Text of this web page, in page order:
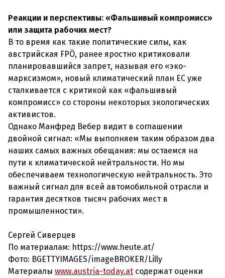
Реакции и перспективы: «Фальшивый компромисс»
или защита рабочих мест?
В то время как такие политические силы, как
австрийская FPÖ, ранее яростно критиковали
планировавшийся запрет, называя его «эко-
марксизмом», новый климатический план ЕС уже
сталкивается с критикой как «фальшивый
компромисс» со стороны некоторых экологических
активистов.
Однако Манфред Вебер видит в соглашении
двойной сигнал: «Мы выполняем таким образом два
наших самых важных обещания: мы остаемся на
пути к климатической нейтральности. Но мы
обеспечиваем технологическую нейтральность. Это
важный сигнал для всей автомобильной отрасли и
гарантия десятков тысяч рабочих мест в
промышленности».
Сергей Сиверцев
По материалам: https://www.heute.at/
Фото: BGETTYIMAGES/imageBROKER/Lilly
Материалы www.austria-today.at содержат оценки